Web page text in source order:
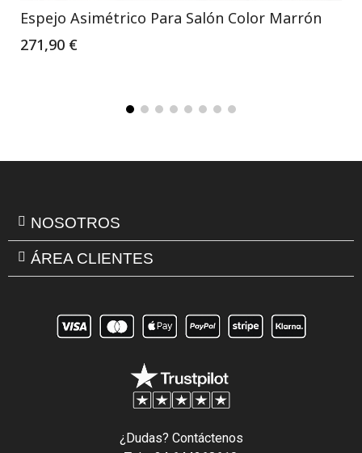
Espejo Asimétrico Para Salón Color Marrón
271,90 €
NOSOTROS
ÁREA CLIENTES
¿Dudas? Contáctenos